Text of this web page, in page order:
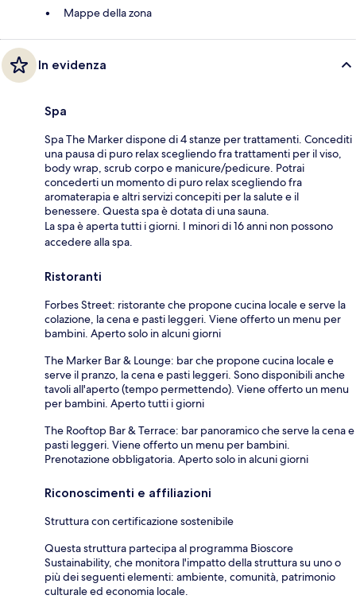
Mappe della zona
In evidenza
Spa
Spa The Marker dispone di 4 stanze per trattamenti. Concediti
una pausa di puro relax scegliendo fra trattamenti per il viso,
body wrap, scrub corpo e manicure/pedicure. Potrai
concederti un momento di puro relax scegliendo fra
aromaterapia e altri servizi concepiti per la salute e il
benessere. Questa spa è dotata di una sauna.
La spa è aperta tutti i giorni. I minori di 16 anni non possono
accedere alla spa.
Ristoranti
Forbes Street: ristorante che propone cucina locale e serve la
colazione, la cena e pasti leggeri. Viene offerto un menu per
bambini. Aperto solo in alcuni giorni
The Marker Bar & Lounge: bar che propone cucina locale e
serve il pranzo, la cena e pasti leggeri. Sono disponibili anche
tavoli all'aperto (tempo permettendo). Viene offerto un menu
per bambini. Aperto tutti i giorni
The Rooftop Bar & Terrace: bar panoramico che serve la cena e
pasti leggeri. Viene offerto un menu per bambini.
Prenotazione obbligatoria. Aperto solo in alcuni giorni
Riconoscimenti e affiliazioni
Struttura con certificazione sostenibile
Questa struttura partecipa al programma Bioscore
Sustainability, che monitora l'impatto della struttura su uno o
più dei seguenti elementi: ambiente, comunità, patrimonio
culturale ed economia locale.